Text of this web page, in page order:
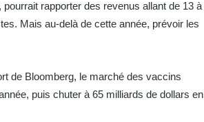
rapporter des revenus allant de 13 à
Mais au-delà de cette année, prévoir les
de Bloomberg, le marché des vaccins
puis chuter à 65 milliards de dollars en